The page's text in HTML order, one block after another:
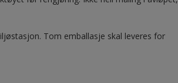
Tom emballasje skal leveres for